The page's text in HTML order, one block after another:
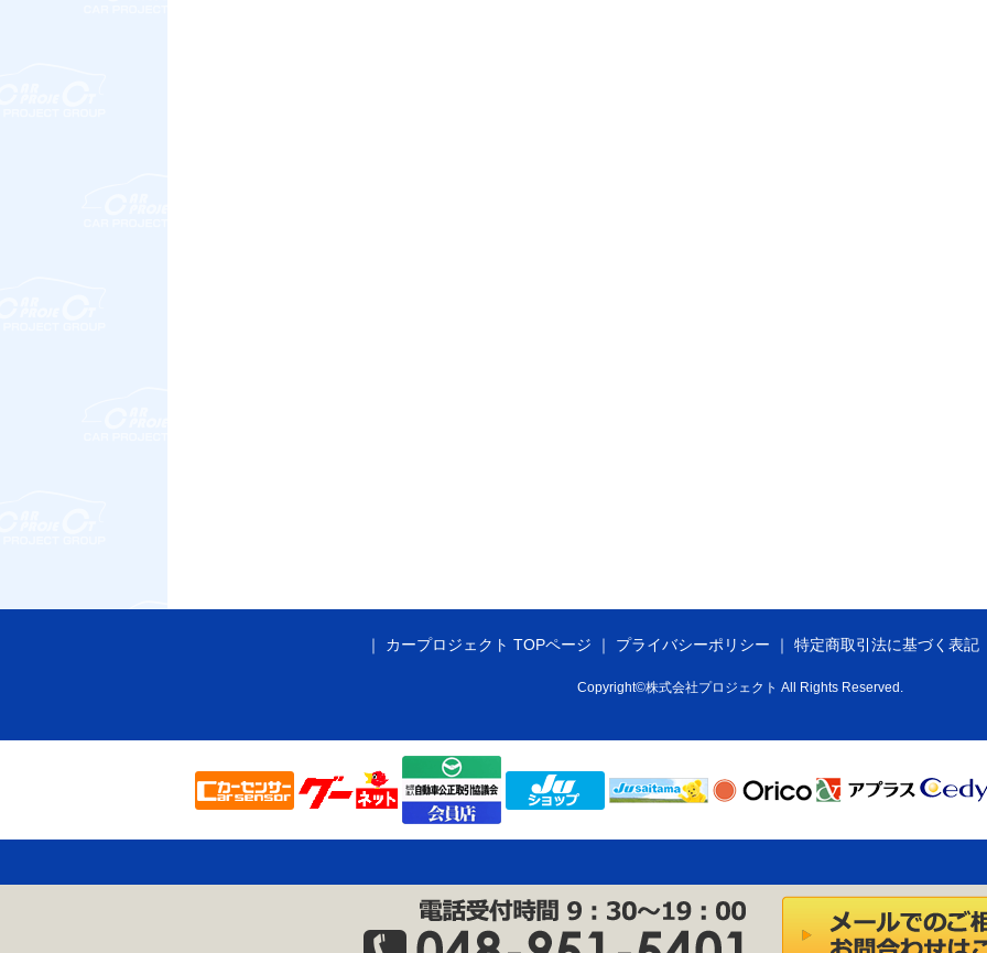
カープロジェクト TOPページ プライバシーポリシー 特定商取引法に基づく表記
Copyright©株式会社プロジェクト All Rights Reserved.